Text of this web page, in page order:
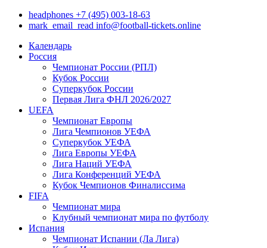
headphones +7 (495) 003-18-63
mark_email_read info@football-tickets.online
Календарь
Россия
Чемпионат России (РПЛ)
Кубок России
Суперкубок России
Первая Лига ФНЛ 2026/2027
UEFA
Чемпионат Европы
Лига Чемпионов УЕФА
Суперкубок УЕФА
Лига Европы УЕФА
Лига Наций УЕФА
Лига Конференций УЕФА
Кубок Чемпионов Финалиссима
FIFA
Чемпионат мира
Клубный чемпионат мира по футболу
Испания
Чемпионат Испании (Ла Лига)